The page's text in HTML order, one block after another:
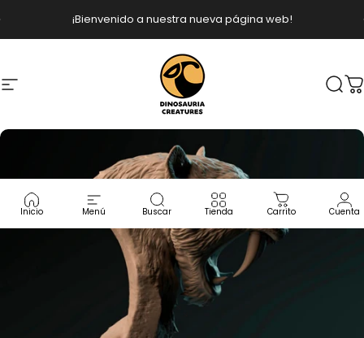
¡Bienvenido a nuestra nueva página web!
diapositivas pausa
Navegación Dinosauria Creatures
Inicio Menú Buscar Tienda Carrito Cuenta